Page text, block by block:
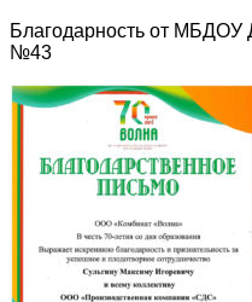
Благодарность от МБДОУ
№43